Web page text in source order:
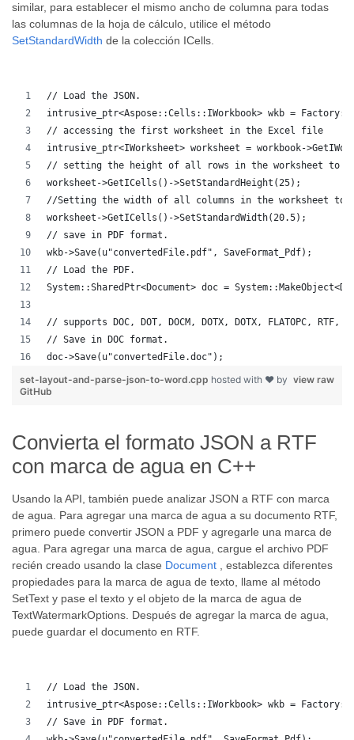
similar, para establecer el mismo ancho de columna para todas
las columnas de la hoja de cálculo, utilice el método
SetStandardWidth de la colección ICells.
// Load the JSON.
intrusive_ptr<Aspose::Cells::IWorkbook> wkb =
// accessing the first worksheet in the Excel file
intrusive_ptr<IWorksheet> worksheet = workbook-
// setting the height of all rows in the worksheet to
worksheet->GetICells()->SetStandardHeight(25);
//Setting the width of all columns in the worksheet to
worksheet->GetICells()->SetStandardWidth(20.5);
// save in PDF format.
wkb->Save(u"convertedFile.pdf", SaveFormat_Pdf);
// Load the PDF.
System::SharedPtr<Document> doc =
// supports DOC, DOT, DOCM, DOTX, DOTX, FLATOPC,
// Save in DOC format.
doc->Save(u"convertedFile.doc");
view raw
set-layout-and-parse-json-to-word.cpp hosted with ❤ by
GitHub
Convierta el formato JSON a RTF
con marca de agua en C++
Usando la API, también puede analizar JSON a RTF con marca
de agua. Para agregar una marca de agua a su documento RTF,
primero puede convertir JSON a PDF y agregarle una marca de
agua. Para agregar una marca de agua, cargue el archivo PDF
recién creado usando la clase Document , establezca diferentes
propiedades para la marca de agua de texto, llame al método
SetText y pase el texto y el objeto de la marca de agua de
TextWatermarkOptions. Después de agregar la marca de agua,
puede guardar el documento en RTF.
// Load the JSON.
intrusive_ptr<Aspose::Cells::IWorkbook> wkb =
// Save in PDF format.